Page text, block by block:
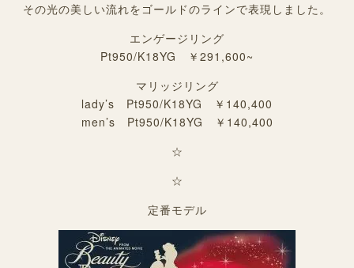
その光の美しい流れをゴールドのラインで表現しました。
エンゲージリング
Pt950/K18YG ￥291,600~
マリッジリング
lady’s Pt950/K18YG ￥140,400
men’s Pt950/K18YG ￥140,400
☆
☆
定番モデル